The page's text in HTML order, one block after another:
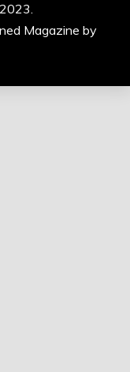
Magazine by